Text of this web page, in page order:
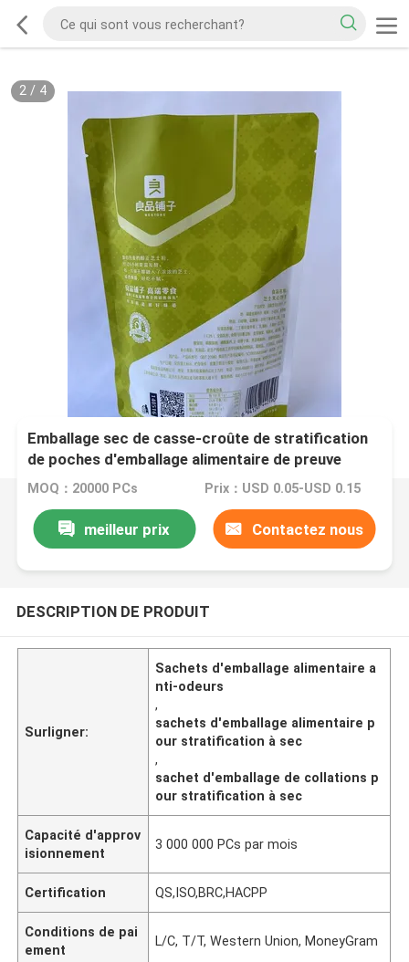
2/ 4
Emballage sec de casse-croûte de stratification
de poches d'emballage alimentaire de preuve
d'odeur
MOQ：20000 PCs Prix：USD 0.05-USD 0.15
meilleur prix Contactez nous
DESCRIPTION DE PRODUIT
Surligner:
Sachets d'emballage alimentaire a
nti-odeurs
,
sachets d'emballage alimentaire p
our stratification à sec
,
sachet d'emballage de collations p
our stratification à sec
Capacité d'approv
isionnement
3 000 000 PCs par mois
Certification QS,ISO,BRC,HACPP
Conditions de pai
ement
L/C, T/T, Western Union, MoneyGram